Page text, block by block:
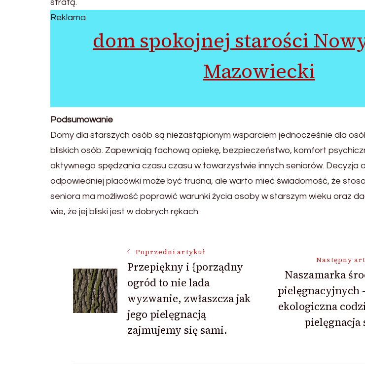
stratą.
Reklama
dom spokojnej starości
Mazowiecki
Podsumowanie
Domy dla starszych osób są niezastąpionym wsparciem jednocześnie dla
bliskich osób. Zapewniają fachową opiekę, bezpieczeństwo, komfort
aktywnego spędzania czasu czasu w towarzystwie innych seniorów. Decyzja
odpowiedniej placówki może być trudna, ale warto mieć świadomość, że
seniora ma możliwość poprawić warunki życia osoby w starszym wieku oraz
wie, że jej bliski jest w dobrych rękach.
Nawigacja
wpisu
Poprzedni artykuł
Przepiękny i {porządny
ogród to nie lada
wyzwanie, zwłaszcza jak
jego pielęgnacją
zajmujemy się sami.
Następny
Naszamarka
pielęgnacyjnych
ekologiczna
pielęgnacja